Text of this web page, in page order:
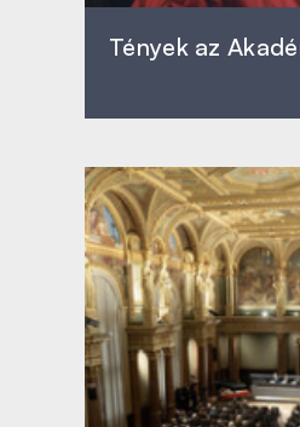
Tények az